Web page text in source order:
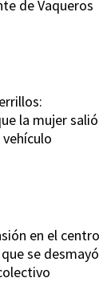
de Vaqueros
la mujer salió
en el centro
se desmayó